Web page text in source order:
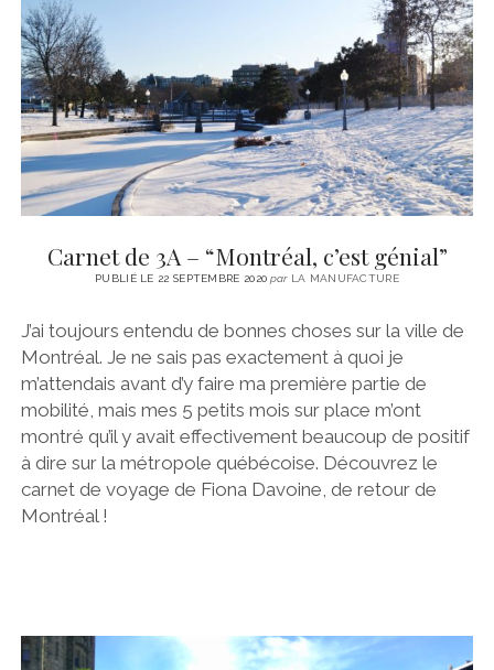
MÉDIAS
SANTÉ
Carnet de 3A – “Montréal, c’est génial”
PUBLIÉ LE 22 SEPTEMBRE 2020parLA MANUFACTURE
J’ai toujours entendu de bonnes choses sur la ville de
Montréal. Je ne sais pas exactement à quoi je
m’attendais avant d’y faire ma première partie de
mobilité, mais mes 5 petits mois sur place m’ont
montré qu’il y avait effectivement beaucoup de positif
à dire sur la métropole québécoise. Découvrez le
carnet de voyage de Fiona Davoine, de retour de
Montréal !